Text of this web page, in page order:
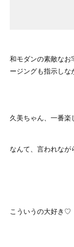
和モダンの素敵なお
ージングも指示し
久美ちゃん、一番
なんて、言われなが
こういうの大好き♡